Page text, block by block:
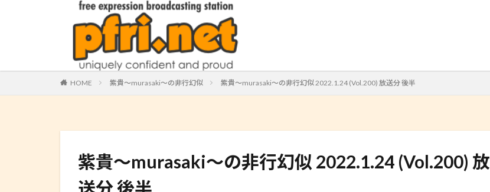
HOME 紫貴～murasaki～の非行幻似 紫貴～murasaki～の非行幻似 2022.1.24 (Vol.200) 放送分 後半
紫貴～murasaki～の非行幻似 2022.1.24 (Vol.200) 放